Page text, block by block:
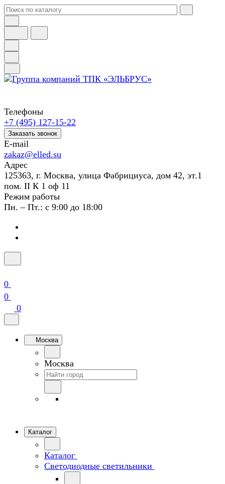
Телефоны
+7 (495) 127-15-22
Заказать звонок
E-mail
zakaz@elled.su
Адрес
125363, г. Москва, улица Фабрициуса, дом 42, эт.1
пом. II К 1 оф 11
Режим работы
Пн. – Пт.: с 9:00 до 18:00
0
0
0
Москва
Москва
Каталог
Каталог
Светодиодные светильники